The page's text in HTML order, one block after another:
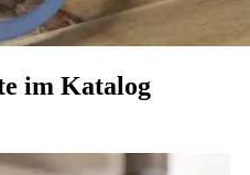
im Katalog